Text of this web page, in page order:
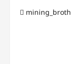
mining_broth